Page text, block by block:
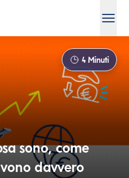
4Minuti
sono, come
davvero